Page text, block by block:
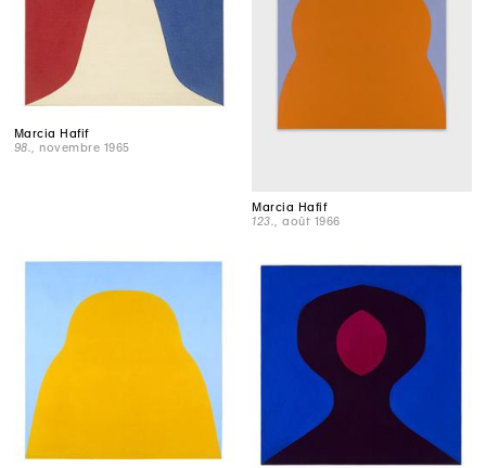
Marcia Hafif
98.
, novembre 1965
Marcia Hafif
123.
, août 1966